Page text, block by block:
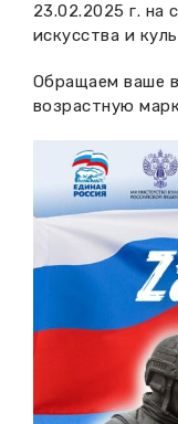
23.02.2025 г. на
искусства и
Обращаем ваше
возрастную